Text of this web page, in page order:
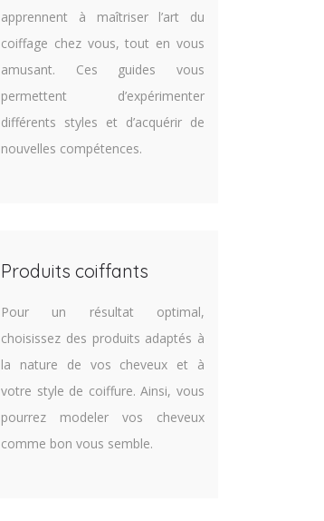
apprennent à maîtriser l’art du
coiffage chez vous, tout en vous
amusant. Ces guides vous
permettent d’expérimenter
différents styles et d’acquérir de
nouvelles compétences.
Produits coiffants
Pour un résultat optimal,
choisissez des produits adaptés à
la nature de vos cheveux et à
votre style de coiffure. Ainsi, vous
pourrez modeler vos cheveux
comme bon vous semble.